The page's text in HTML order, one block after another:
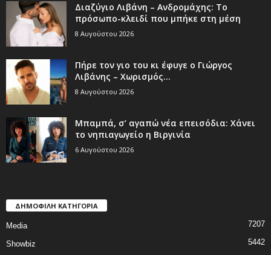
Διαζύγιο Λιβάνη – Ανδρομάχης: Το
πρόσωπο-κλειδί που μπήκε στη μέση
8 Αυγούστου 2026
Πήρε τον γιο του κι έφυγε ο Γιώργος
Λιβάνης – Χωρισμός...
8 Αυγούστου 2026
Μπαμπά, σ’ αγαπώ νέα επεισόδια: Χάνει
το νηπιαγωγείο η Βιργινία
6 Αυγούστου 2026
ΔΗΜΟΦΙΛΗ ΚΑΤΗΓΟΡΙΑ
Media 7207
Showbiz 5442